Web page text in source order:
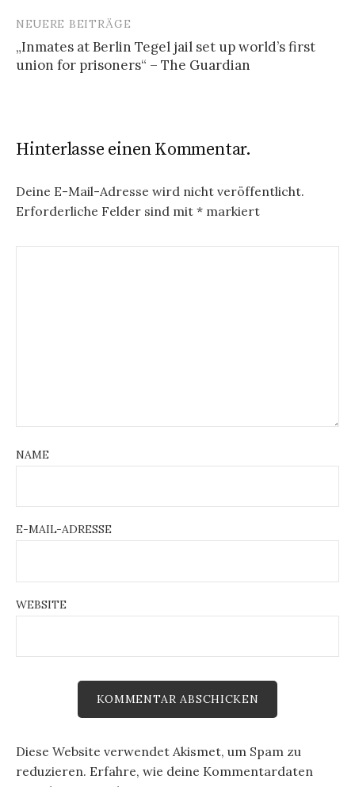
NEUERE BEITRÄGE
„Inmates at Berlin Tegel jail set up world’s first
union for prisoners“ – The Guardian
Hinterlasse einen Kommentar.
Deine E-Mail-Adresse wird nicht veröffentlicht.
Erforderliche Felder sind mit * markiert
NAME
E-MAIL-ADRESSE
WEBSITE
Diese Website verwendet Akismet, um Spam zu
reduzieren. Erfahre, wie deine Kommentardaten